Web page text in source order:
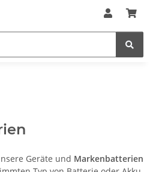
Geräte und Markenbatterien